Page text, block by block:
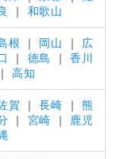
｜ 和歌山
根 ｜ 岡山 ｜ 広
｜ 徳島 ｜香川
｜高知
賀 ｜長崎 ｜ 熊
｜ 宮崎 ｜ 鹿児